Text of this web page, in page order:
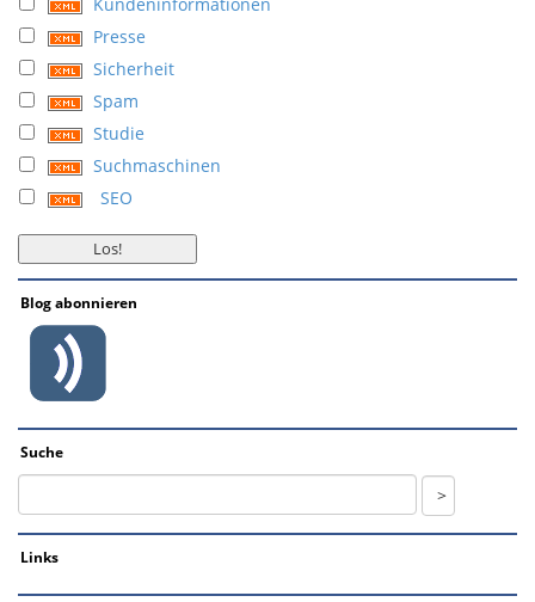
Presse
Sicherheit
Spam
Studie
Suchmaschinen
SEO
Blog abonnieren
Suche
Links